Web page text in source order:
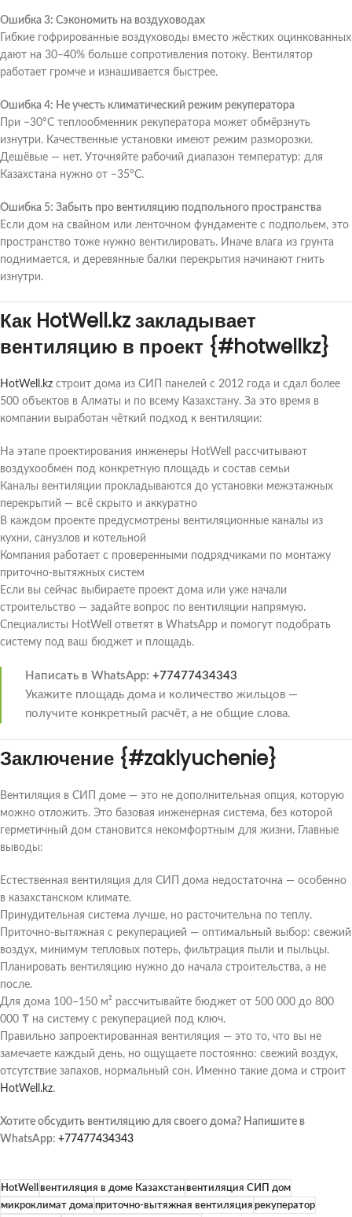
Ошибка 3: Сэкономить на воздуховодах
Гибкие гофрированные воздуховоды вместо жёстких оцинкованных
дают на 30–40% больше сопротивления потоку. Вентилятор
работает громче и изнашивается быстрее.
Ошибка 4: Не учесть климатический режим рекуператора
При −30°C теплообменник рекуператора может обмёрзнуть
изнутри. Качественные установки имеют режим разморозки.
Дешёвые — нет. Уточняйте рабочий диапазон температур: для
Казахстана нужно от −35°C.
Ошибка 5: Забыть про вентиляцию подпольного пространства
Если дом на свайном или ленточном фундаменте с подпольем, это
пространство тоже нужно вентилировать. Иначе влага из грунта
поднимается, и деревянные балки перекрытия начинают гнить
изнутри.
Как HotWell.kz закладывает
вентиляцию в проект {#hotwellkz}
HotWell.kz строит дома из СИП панелей с 2012 года и сдал более
500 объектов в Алматы и по всему Казахстану. За это время в
компании выработан чёткий подход к вентиляции:
На этапе проектирования инженеры HotWell рассчитывают
воздухообмен под конкретную площадь и состав семьи
Каналы вентиляции прокладываются до установки межэтажных
перекрытий — всё скрыто и аккуратно
В каждом проекте предусмотрены вентиляционные каналы из
кухни, санузлов и котельной
Компания работает с проверенными подрядчиками по монтажу
приточно-вытяжных систем
Если вы сейчас выбираете проект дома или уже начали
строительство — задайте вопрос по вентиляции напрямую.
Специалисты HotWell ответят в WhatsApp и помогут подобрать
систему под ваш бюджет и площадь.
Написать в WhatsApp: +77477434343
Укажите площадь дома и количество жильцов —
получите конкретный расчёт, а не общие слова.
Заключение {#zaklyuchenie}
Вентиляция в СИП доме — это не дополнительная опция, которую
можно отложить. Это базовая инженерная система, без которой
герметичный дом становится некомфортным для жизни. Главные
выводы:
Естественная вентиляция для СИП дома недостаточна — особенно
в казахстанском климате.
Принудительная система лучше, но расточительна по теплу.
Приточно-вытяжная с рекуперацией — оптимальный выбор: свежий
воздух, минимум тепловых потерь, фильтрация пыли и пыльцы.
Планировать вентиляцию нужно до начала строительства, а не
после.
Для дома 100–150 м² рассчитывайте бюджет от 500 000 до 800
000 ₸ на систему с рекуперацией под ключ.
Правильно запроектированная вентиляция — это то, что вы не
замечаете каждый день, но ощущаете постоянно: свежий воздух,
отсутствие запахов, нормальный сон. Именно такие дома и строит
HotWell.kz.
Хотите обсудить вентиляцию для своего дома? Напишите в
WhatsApp: +77477434343
HotWell вентиляция в доме Казахстанвентиляция СИП дом
микроклимат дома приточно-вытяжная вентиляция рекуператор